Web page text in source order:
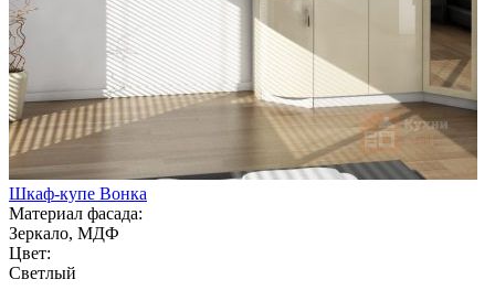
Шкаф-купе Вонка
Материал фасада:
Зеркало, МДФ
Цвет:
Светлый